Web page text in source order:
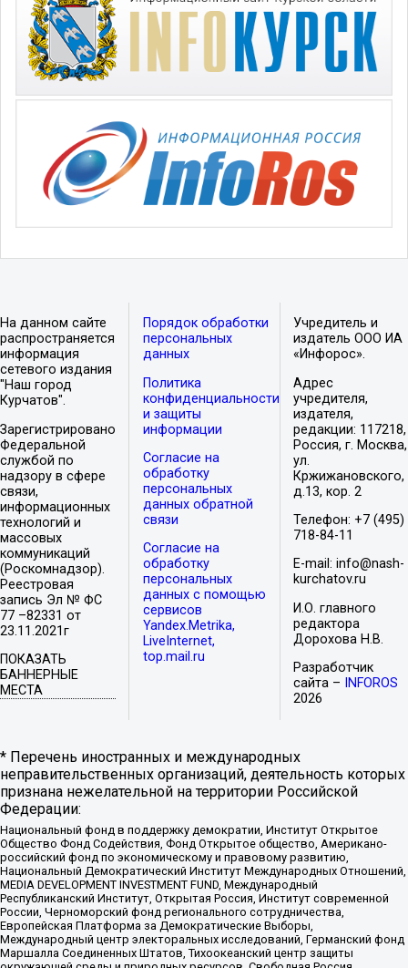
На данном сайте
распространяется
информация
сетевого издания
"Наш город
Курчатов".
Зарегистрировано
Федеральной
службой по
надзору в сфере
связи,
информационных
технологий и
массовых
коммуникаций
(Роскомнадзор).
Реестровая
запись Эл № ФС
77 –82331 от
23.11.2021г
ПОКАЗАТЬ
БАННЕРНЫЕ
МЕСТА
Порядок обработки
персональных
данных
Политика
конфиденциальности
и защиты
информации
Согласие на
обработку
персональных
данных обратной
связи
Согласие на
обработку
персональных
данных с помощью
сервисов
Yandex.Metrika,
LiveInternet,
top.mail.ru
Учредитель и
издатель ООО ИА
«Инфорос».
Адрес
учредителя,
издателя,
редакции: 117218,
Россия, г. Москва,
ул.
Кржижановского,
д.13, кор. 2
Телефон: +7 (495)
718-84-11
E-mail: info@nash-
kurchatov.ru
И.О. главного
редактора
Дорохова Н.В.
Разработчик
сайта –
INFOROS
2026
* Перечень иностранных и международных
неправительственных организаций, деятельность которых
признана нежелательной на территории Российской
Федерации:
Национальный фонд в поддержку демократии, Институт Открытое
Общество Фонд Содействия, Фонд Открытое общество, Американо-
российский фонд по экономическому и правовому развитию,
Национальный Демократический Институт Международных Отношений,
MEDIA DEVELOPMENT INVESTMENT FUND, Международный
Республиканский Институт, Открытая Россия, Институт современной
России, Черноморский фонд регионального сотрудничества,
Европейская Платформа за Демократические Выборы,
Международный центр электоральных исследований, Германский фонд
Маршалла Соединенных Штатов, Тихоокеанский центр защиты